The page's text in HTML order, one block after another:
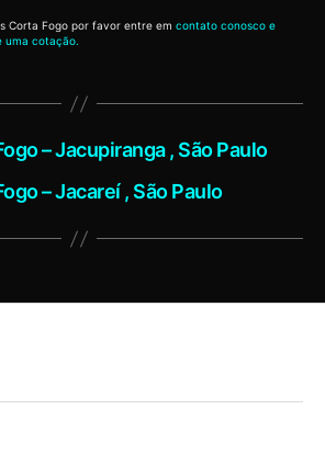
Corta Fogo por favor entre em contato conosco e
uma cotação.
– Jacupiranga , São Paulo
– Jacareí , São Paulo